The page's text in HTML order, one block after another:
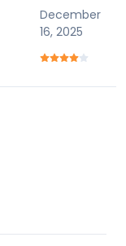
December
16, 2025